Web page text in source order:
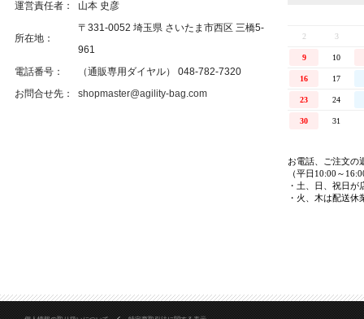
運営責任者：
山本 史彦
所在地：
〒331-0052 埼玉県 さいたま市西区 三橋5-
961
電話番号：
（通販専用ダイヤル） 048-782-7320
お問合せ先：
shopmaster@agility-bag.com